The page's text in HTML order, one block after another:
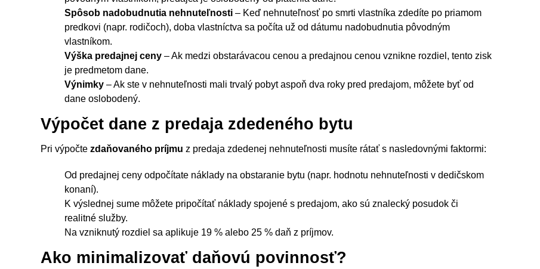
Spôsob nadobudnutia nehnuteľnosti – Keď nehnuteľnosť po smrti vlastníka zdedíte po priamom
predkovi (napr. rodičoch), doba vlastníctva sa počíta už od dátumu nadobudnutia pôvodným
vlastníkom.
Výška predajnej ceny – Ak medzi obstarávacou cenou a predajnou cenou vznikne rozdiel, tento zisk
je predmetom dane.
Výnimky – Ak ste v nehnuteľnosti mali trvalý pobyt aspoň dva roky pred predajom, môžete byť od
dane oslobodený.
Výpočet dane z predaja zdedeného bytu
Pri výpočtezdaňovaného príjmu z predaja zdedenej nehnuteľnosti musíte rátať s nasledovnými faktormi:
Od predajnej ceny odpočítate náklady na obstaranie bytu (napr. hodnotu nehnuteľnosti v dedičskom
konaní).
K výslednej sume môžete pripočítať náklady spojené s predajom, ako sú znalecký posudok či
realitné služby.
Na vzniknutý rozdiel sa aplikuje 19 % alebo 25 % daň z príjmov.
Ako minimalizovať daňovú povinnosť?